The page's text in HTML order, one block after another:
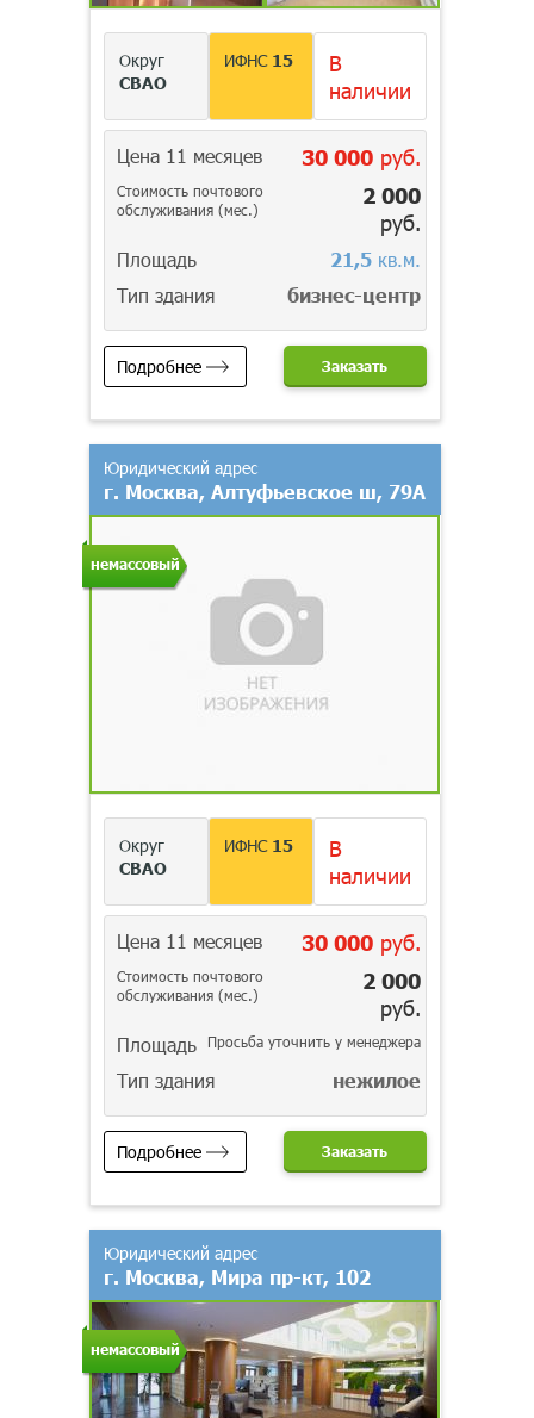
Округ
СВАО
ИФНС 15
В
наличии
Цена 11 месяцев 30 000руб.
Стоимость почтового
обслуживания (мес.)
2 000
руб.
Площадь 21,5кв.м.
Тип здания
бизнес-центр
Подробнее Заказать
немассовый
Юридический адрес
г. Москва, Алтуфьевское ш, 79А
Округ
СВАО
ИФНС 15
В
наличии
Цена 11 месяцев 30 000руб.
Стоимость почтового
обслуживания (мес.)
2 000
руб.
Площадь Просьба уточнить у менеджера
Тип здания нежилое
Подробнее Заказать
немассовый
Юридический адрес
г. Москва, Мира пр-кт, 102